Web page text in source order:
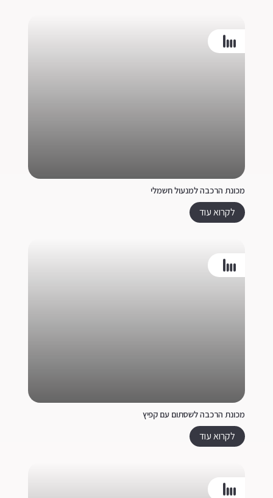
מכונת הרכבה למנעול חשמלי
לקרוא עוד
מכונת הרכבה לשסתום עם קפיץ
לקרוא עוד